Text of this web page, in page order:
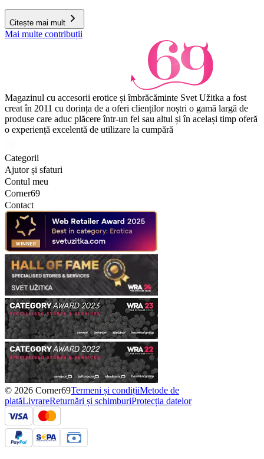
Citește mai mult
Mai multe contribuții
Magazinul cu accesorii erotice și îmbrăcăminte Svet Užitka a fost
creat în 2011 cu dorința de a oferi clienților noștri o gamă largă de
produse care aduc plăcere într-un fel sau altul și în același timp oferă
o experiență excelentă de utilizare la cumpără
Categorii
Ajutor și sfaturi
Contul meu
Corner69
Contact
© 2026 Corner69Termeni și condițiiMetode de
platăLivrareReturnări și schimburiProtecția datelor